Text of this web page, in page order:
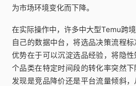
为市场环境变化而下降。
在实际操作中，许多中大型Temu跨
自己的数据中台，将选品决策流程
优势在于可以沉淀选品经验，将隐
个品类在特定时间段的转化率突然
发现是竞品降价还是平台流量倾斜